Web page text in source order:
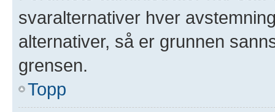
svaralternativer hver
alternativer, så er grunnen
grensen.
Topp